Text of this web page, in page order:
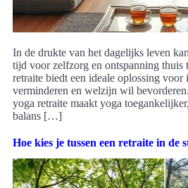
In de drukte van het dagelijks leven
tijd voor zelfzorg en ontspanning thuis
retraite biedt een ideale oplossing voor
verminderen en welzijn wil
yoga retraite maakt yoga
balans […]
Hoe kies je tussen een retraite in de